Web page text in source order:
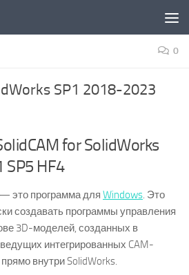
0
SP1 2018-2023
for SolidWorks
SP5 HF4
— это программа для Windows. Это
создавать программы управления
3D-моделей, созданных в
интегрированных CAM-
внутри SolidWorks.